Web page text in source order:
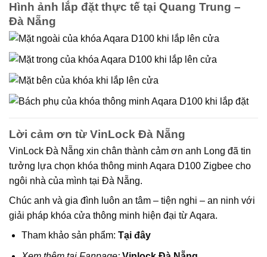
Hình ảnh lắp đặt thực tế tại Quang Trung –
Đà Nẵng
Lời cảm ơn từ VinLock Đà Nẵng
VinLock Đà Nẵng xin chân thành cảm ơn anh Long đã tin
tưởng lựa chọn khóa thông minh Aqara D100 Zigbee cho
ngôi nhà của mình tại Đà Nẵng.
Chúc anh và gia đình luôn an tâm – tiện nghi – an ninh với
giải pháp khóa cửa thông minh hiện đại từ Aqara.
Tham khảo sản phẩm: Tại đây